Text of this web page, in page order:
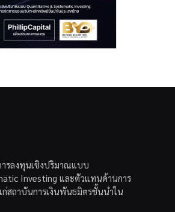
รลงทุนเชิงปริมาณแบบ
Investing และตัวแทนด้านการ
สถาบันการเงินพันธมิตรชั้นนำใน